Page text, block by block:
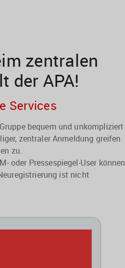
zentralen
der APA!
Services
bequem und unkompliziert
zentraler Anmeldung greifen
zu.
oder Pressespiegel-User können
ist nicht